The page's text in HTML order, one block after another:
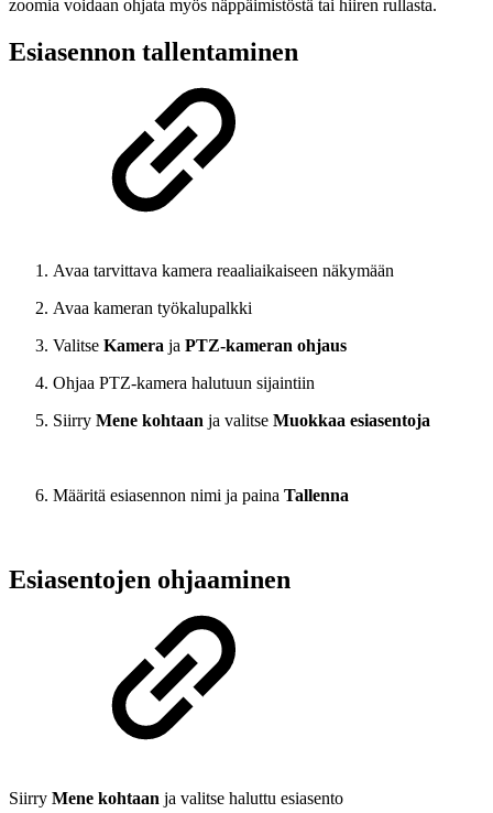
zoomia voidaan ohjata myös näppäimistöstä tai hiiren rullasta.
Esiasennon tallentaminen
Avaa tarvittava kamera reaaliaikaiseen näkymään
Avaa kameran työkalupalkki
Valitse Kamera ja PTZ-kameran ohjaus
Ohjaa PTZ-kamera halutuun sijaintiin
Siirry Mene kohtaan ja valitse Muokkaa esiasentoja
Määritä esiasennon nimi ja paina Tallenna
Esiasentojen ohjaaminen
Siirry Mene kohtaan ja valitse haluttu esiasento